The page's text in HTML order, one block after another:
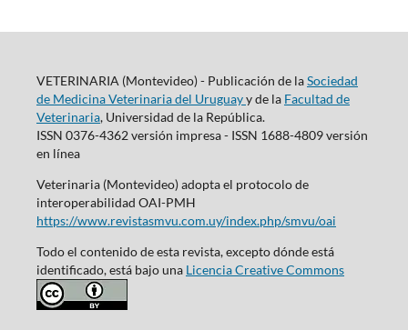
VETERINARIA (Montevideo) - Publicación de laSociedad
de Medicina Veterinaria del Uruguayy de la Facultad de
Veterinaria, Universidad de la República.
ISSN 0376-4362 versión impresa - ISSN 1688-4809 versión
en línea
Veterinaria (Montevideo) adopta el protocolo de
interoperabilidad OAI-PMH
https://www.revistasmvu.com.uy/index.php/smvu/oai
Todo el contenido de esta revista, excepto dónde está
identificado, está bajo una Licencia Creative Commons